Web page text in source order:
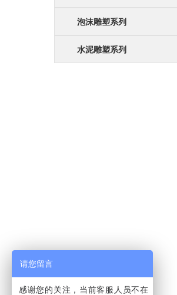
泡沫雕塑系列
水泥雕塑系列
请您留言
感谢您的关注，当前客服人员不在